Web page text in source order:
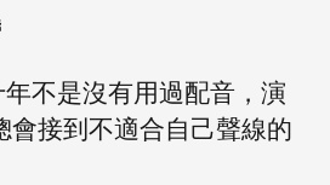
不是沒有用過配音，演
會接到不適合自己聲線的